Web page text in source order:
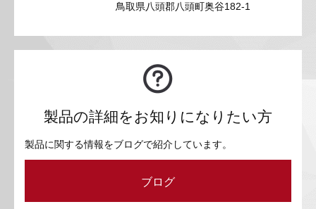
鳥取県八頭郡八頭町奥谷182-1
製品の詳細をお知りになりたい方
製品に関する情報をブログで紹介しています。
ブログ